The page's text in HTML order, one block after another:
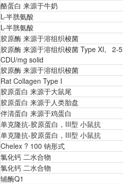
酪蛋白 来源于牛奶
L-半胱氨酸
L-半胱氨酸
胶原酶 来源于溶组织梭菌
胶原酶 来源于溶组织梭菌 Type XI, 2-
CDU/mg solid
胶原酶 来源于溶组织梭菌
Rat Collagen Type I
胶原蛋白 来源于大鼠尾
胶原蛋白 来源于人类胎盘
伴清蛋白 来源于鸡蛋白
单克隆抗-胶原蛋白，III型 小鼠抗
单克隆抗-胶原蛋白，III型 小鼠抗
Chelex ? 100 钠形式
氯化钙 二水合物
氯化钙 二水合物
辅酶Q1